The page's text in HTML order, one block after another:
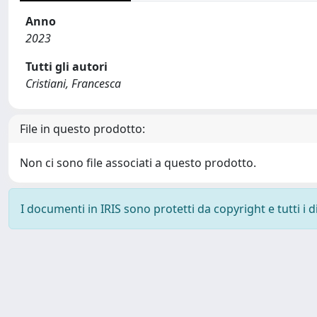
Anno
2023
Tutti gli autori
Cristiani, Francesca
File in questo prodotto:
Non ci sono file associati a questo prodotto.
I documenti in IRIS sono protetti da copyright e tutti i